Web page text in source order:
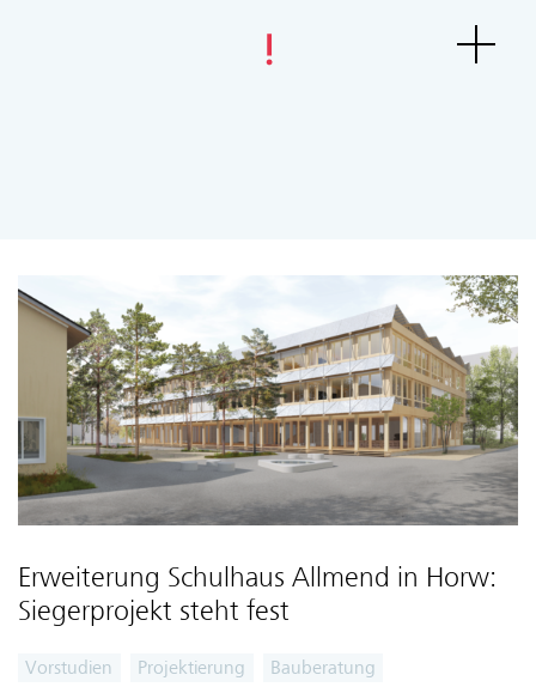
Erweiterung Schulhaus Allmend in Horw:
Siegerprojekt steht fest
Vorstudien Projektierung Bauberatung